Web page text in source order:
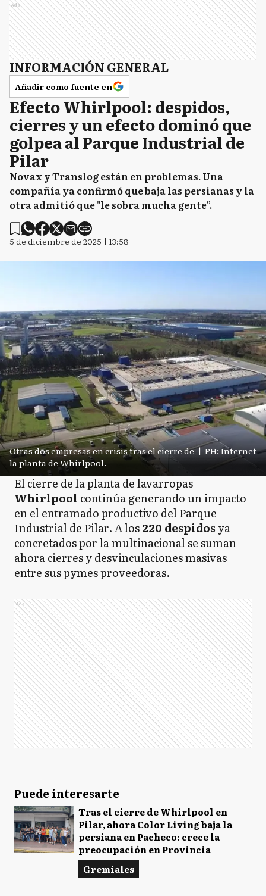
Ads
INFORMACIÓN GENERAL
Añadir como fuente en
Efecto Whirlpool: despidos,
cierres y un efecto dominó que
golpea al Parque Industrial de
Pilar
Novax y Translog están en problemas. Una
compañía ya confirmó que baja las persianas y la
otra admitió que "le sobra mucha gente”.
5 de diciembre de 2025 | 13:58
Otras dos empresas en crisis tras el cierre de
la planta de Whirlpool.
| PH: Internet
El cierre de la planta de lavarropas
Whirlpool continúa generando un impacto
en el entramado productivo del Parque
Industrial de Pilar. A los220 despidos ya
concretados por la multinacional se suman
ahora cierres y desvinculaciones masivas
entre sus pymes proveedoras.
Ads
Puede interesarte
Tras el cierre de Whirlpool en
Pilar, ahora Color Living baja la
persiana en Pacheco: crece la
preocupación en Provincia
Gremiales